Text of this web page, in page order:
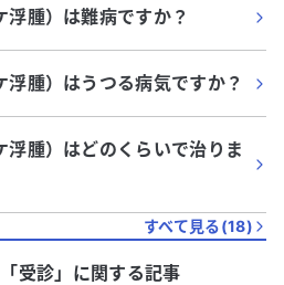
腫）は難病ですか？
腫）はうつる病気ですか？
浮腫）はどのくらいで治りま
すべて見る(18)
受診」に関する記事